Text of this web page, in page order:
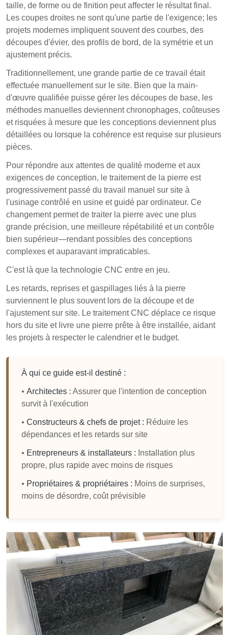
Différents types de machines CNC, telles que les
scies à pont et les routeurs, répondent à divers
besoins et complexités du traitement du granit.
Le granit traité par CNC est de plus en plus utilisé
commerciales, garantissant l'uniformité et la
qualité des produits finis.
Le traitement CNC optimise la production de granit,
minimisant les déchets et améliorant l'efficacité de
l'installation.
taille, de forme ou de finition peut affecter le résultat final.
Les coupes droites ne sont qu'une partie de l'exigence; les
projets modernes impliquent souvent des courbes, des
découpes d'évier, des profils de bord, de la symétrie et un
ajustement précis.
Traditionnellement, une grande partie de ce travail était
effectuée manuellement sur le site. Bien que la main-
d'œuvre qualifiée puisse gérer les découpes de base, les
méthodes manuelles deviennent chronophages, coûteuses
et risquées à mesure que les conceptions deviennent plus
détaillées ou lorsque la cohérence est requise sur plusieurs
pièces.
Pour répondre aux attentes de qualité moderne et aux
exigences de conception, le traitement de la pierre est
progressivement passé du travail manuel sur site à
l'usinage contrôlé en usine et guidé par ordinateur. Ce
changement permet de traiter la pierre avec une plus
grande précision, une meilleure répétabilité et un contrôle
bien supérieur—rendant possibles des conceptions
complexes et auparavant impraticables.
C'est là que la technologie CNC entre en jeu.
Les retards, reprises et gaspillages liés à la pierre
surviennent le plus souvent lors de la découpe et de
l'ajustement sur site. Le traitement CNC déplace ce risque
hors du site et livre une pierre prête à être installée, aidant
les projets à respecter le calendrier et le budget.
À qui ce guide est-il destiné :
•Architectes : Assurer que l'intention de conception
survit à l'exécution
•Constructeurs & chefs de projet : Réduire les
dépendances et les retards sur site
• Entrepreneurs & installateurs : Installation plus
propre, plus rapide avec moins de risques
• Propriétaires & propriétaires : Moins de surprises,
moins de désordre, coût prévisible